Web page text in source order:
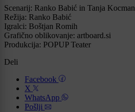
Scenarij: Ranko Babić in Tanja Kocman
Režija: Ranko Babić
Igralci: Boštjan Romih
Grafično oblikovanje: artboard.si
Produkcija: POPUP Teater
Deli
Facebook
X
WhatsApp
Pošlji